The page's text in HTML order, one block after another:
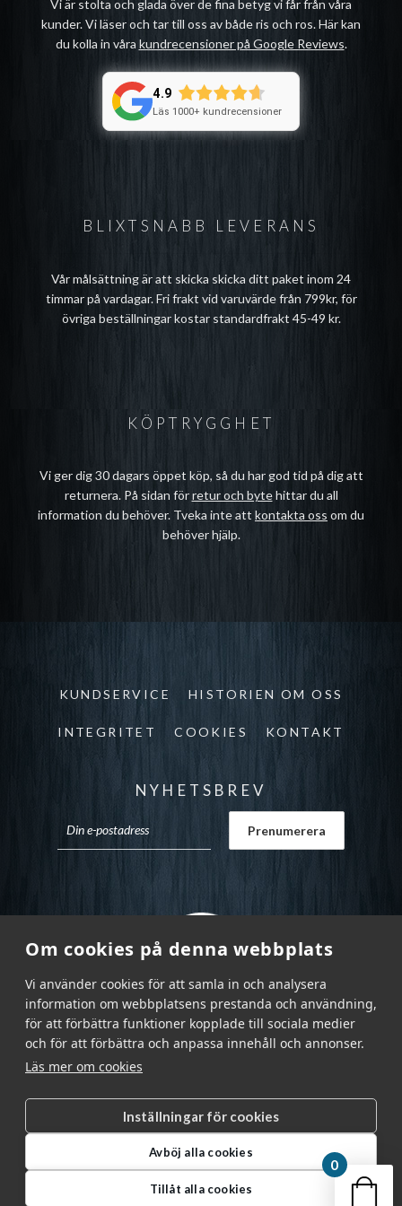
Om cookies på denna webbplats
Vi använder cookies för att samla in och analysera
information om webbplatsens prestanda och användning,
för att förbättra funktioner kopplade till sociala medier
och för att förbättra och anpassa innehåll och annonser.
Läs mer om cookies
Inställningar för cookies
Avböj alla cookies
Tillåt alla cookies
BLIXTSNABB LEVERANS
Vår målsättning är att skicka skicka ditt paket inom 24
timmar på vardagar. Fri frakt vid varuvärde från 799kr, för
övriga beställningar kostar standardfrakt 45-49 kr.
Vi är stolta och glada över de fina betyg vi får från våra
kunder. Vi läser och tar till oss av både ris och ros. Här kan
du kolla in våra kundrecensioner på Google Reviews.
4.9
Läs 1000+ kundrecensioner
KÖPTRYGGHET
Vi ger dig 30 dagars öppet köp, så du har god tid på dig att
returnera. På sidan förretur och bytehittar du all
information du behöver. Tveka inte att kontakta oss om du
behöver hjälp.
KUNDSERVICE HISTORIEN OM OSS
INTEGRITET COOKIES KONTAKT
NYHETSBREV
Garnr Sverige AB © 2026 |
info@garnr.se
|
031 - 92 94 92
Din
0